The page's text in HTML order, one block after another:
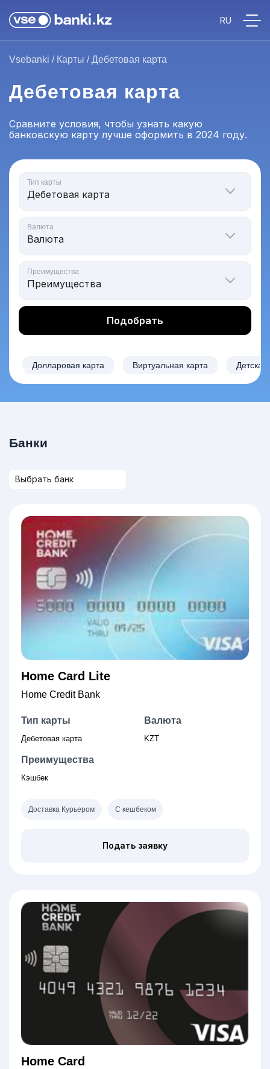
Vsebanki / Карты /Дебетовая карта
Дебетовая карта
Сравните условия, чтобы узнать какую
банковскую карту лучше оформить в 2024 году.
Тип карты
Валюта
Преимущества
Подобрать
Долларовая карта Виртуальная карта Детская
Банки
Home Card Lite
Home Credit Bank
Тип карты
Дебетовая карта
Валюта
KZT
Преимущества
Кэшбек
Подать заявку
Доставка Курьером С кешбеком
Home Card